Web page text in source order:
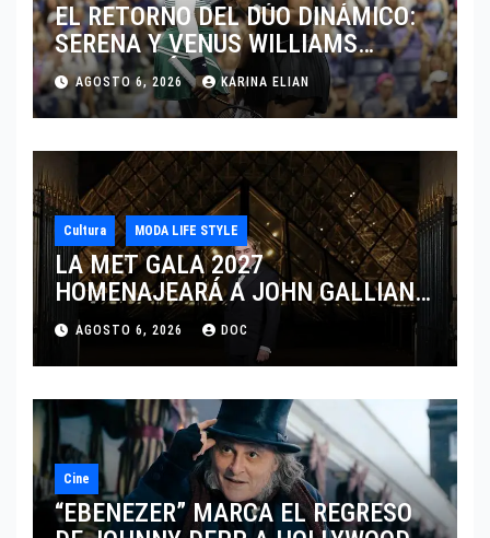
EL RETORNO DEL DÚO DINÁMICO:
SERENA Y VENUS WILLIAMS
DISPUTARÁN LOS DOBLES EN
CINCINNATI 2026
AGOSTO 6, 2026 KARINA ELIAN
Cultura MODA LIFE STYLE
LA MET GALA 2027
HOMENAJEARÁ A JOHN GALLIANO
MARCANDO EL REGRESO DEL REY
DEL DRAMATISMO
AGOSTO 6, 2026 DOC
Cine
“EBENEZER” MARCA EL REGRESO